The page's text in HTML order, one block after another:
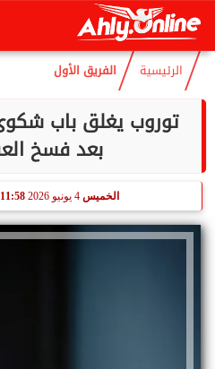
السبت
الرئيسية الفريق الأول
توروب يغلق باب
بعد فسخ
الخميس 11:58 مـ